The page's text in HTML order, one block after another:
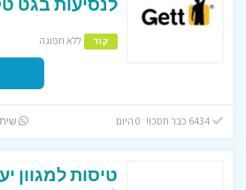
קוד ללא תפוגה
6434 כבר חסכו! 0 היום
טיסות למגוון